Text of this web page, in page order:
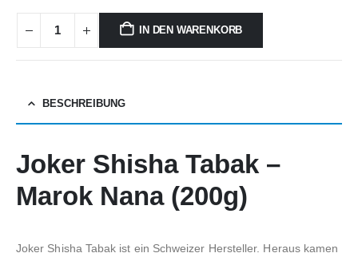
IN DEN WARENKORB
BESCHREIBUNG
Joker Shisha Tabak –
Marok Nana (200g)
Joker Shisha Tabak ist ein Schweizer Hersteller. Heraus kamen